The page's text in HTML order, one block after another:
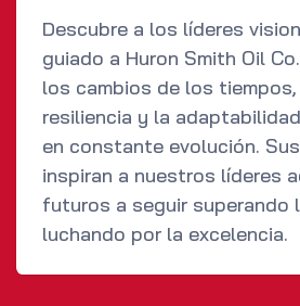
Descubre a los líderes
guiado a Huron Smith Oil
los cambios de los
resiliencia y la
en constante evolución.
inspiran a nuestros líderes
futuros a seguir superando
luchando por la excelencia.